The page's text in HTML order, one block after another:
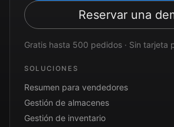
Reservar una
Gratis hasta 500 pedidos · Sin tarjeta
SOLUCIONES
Resumen para vendedores
Gestión de almacenes
Gestión de inventario